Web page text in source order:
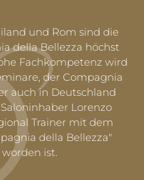
und Rom sind die
della Bellezza höchst
Fachkompetenz wird
der Compagnia
auch in Deutschland
Lorenzo
Trainer mit dem
della Bellezza"
ist.